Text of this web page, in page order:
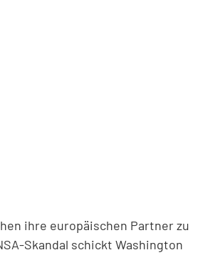
ihre europäischen Partner zu
Skandal schickt Washington